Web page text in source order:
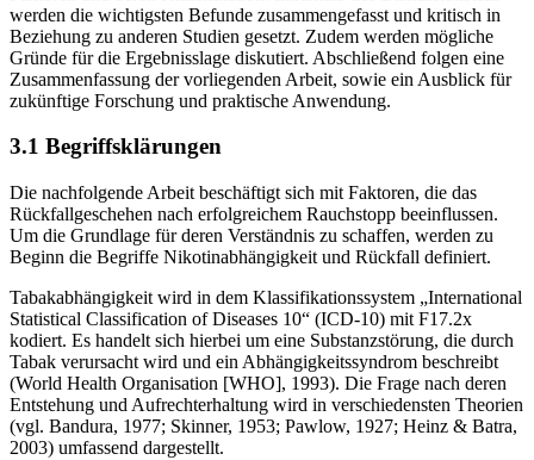
werden die wichtigsten Befunde zusammengefasst und kritisch in
Beziehung zu anderen Studien gesetzt. Zudem werden mögliche
Gründe für die Ergebnisslage diskutiert. Abschließend folgen eine
Zusammenfassung der vorliegenden Arbeit, sowie ein Ausblick für
zukünftige Forschung und praktische Anwendung.
3.1 Begriffsklärungen
Die nachfolgende Arbeit beschäftigt sich mit Faktoren, die das
Rückfallgeschehen nach erfolgreichem Rauchstopp beeinflussen.
Um die Grundlage für deren Verständnis zu schaffen, werden zu
Beginn die Begriffe Nikotinabhängigkeit und Rückfall definiert.
Tabakabhängigkeit wird in dem Klassifikationssystem „International
Statistical Classification of Diseases 10“ (ICD-10) mit F17.2x
kodiert. Es handelt sich hierbei um eine Substanzstörung, die durch
Tabak verursacht wird und ein Abhängigkeitssyndrom beschreibt
(World Health Organisation [WHO], 1993). Die Frage nach deren
Entstehung und Aufrechterhaltung wird in verschiedensten Theorien
(vgl. Bandura, 1977; Skinner, 1953; Pawlow, 1927; Heinz & Batra,
2003) umfassend dargestellt.